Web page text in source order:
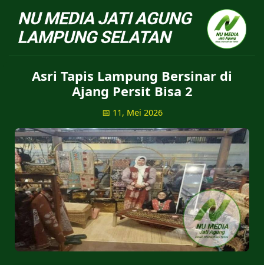
NU Jatiagung - Situs
Asri Tapis Lampung Bersinar di
Ajang Persit Bisa 2
📅 11, Mei 2026